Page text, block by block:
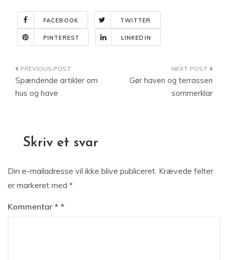
FACEBOOK TWITTER
PINTEREST LINKEDIN
Indlægsnavigation
Spændende artikler om
hus og have
Gør haven og terrassen
sommerklar
Skriv et svar
Din e-mailadresse vil ikke blive publiceret. Krævede felter
er markeret med *
Kommentar *